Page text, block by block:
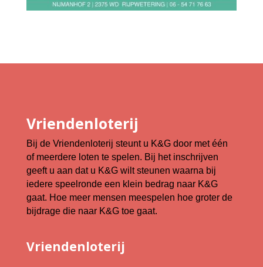
Vriendenloterij
Bij de Vriendenloterij steunt u K&G door met één
of meerdere loten te spelen. Bij het inschrijven
geeft u aan dat u K&G wilt steunen waarna bij
iedere speelronde een klein bedrag naar K&G
gaat. Hoe meer mensen meespelen hoe groter de
bijdrage die naar K&G toe gaat.
Vriendenloterij